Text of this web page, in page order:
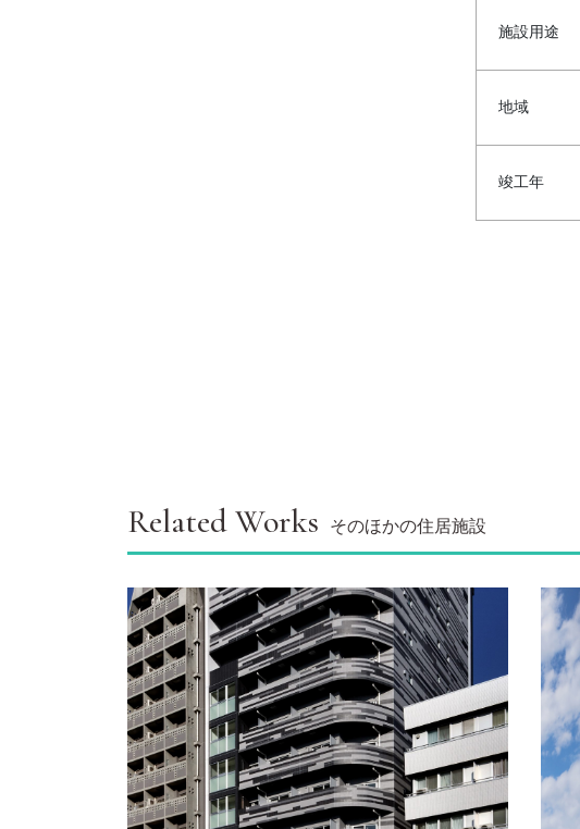
施設用途
地域
竣工年
Related Works そのほかの住居施設